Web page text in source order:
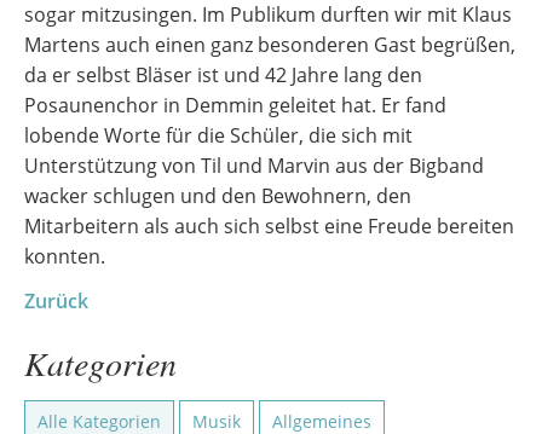
sogar mitzusingen. Im Publikum durften wir mit Klaus
Martens auch einen ganz besonderen Gast begrüßen,
da er selbst Bläser ist und 42 Jahre lang den
Posaunenchor in Demmin geleitet hat. Er fand
lobende Worte für die Schüler, die sich mit
Unterstützung von Til und Marvin aus der Bigband
wacker schlugen und den Bewohnern, den
Mitarbeitern als auch sich selbst eine Freude bereiten
konnten.
Zurück
Kategorien
Alle Kategorien Musik Allgemeines